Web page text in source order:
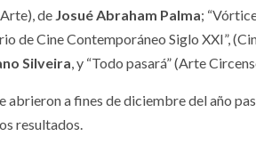
de Josué Abraham Palma;
de Cine Contemporáneo Siglo XXI”,
Silveira, y “Todo pasará” (Arte
abrieron a fines de diciembre del año
resultados.